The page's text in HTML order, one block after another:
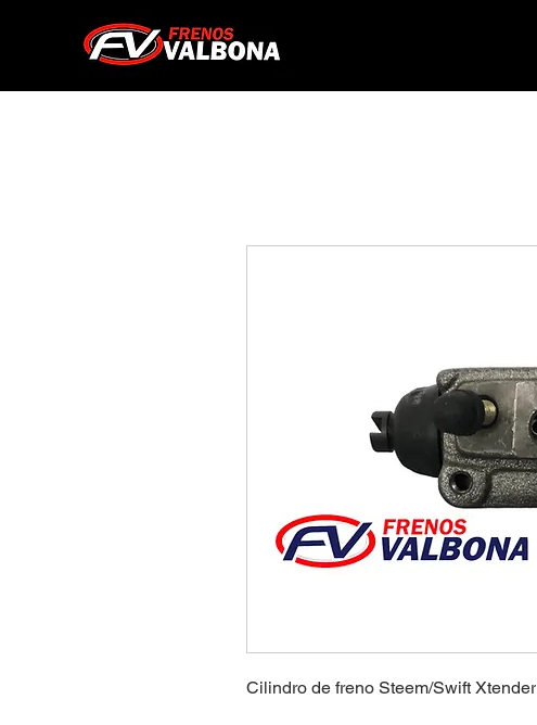
Cilindro de freno Steem/Swift Xtender